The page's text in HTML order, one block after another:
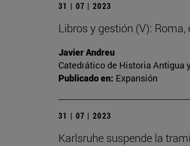
31 | 07 | 2023
Libros y gestión (V):
Javier Andreu
Catedrático de Historia Antigua
Publicado en: Expansión
31 | 07 | 2023
Karlsruhe suspende la